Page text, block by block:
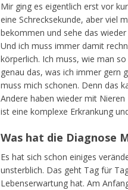
Mir ging es eigentlich erst vor
eine Schrecksekunde, aber viel
bekommen und sehe das
Und ich muss immer damit
körperlich. Ich muss, wie man
genau das, was ich immer gern
muss mich schonen. Denn das
Andere haben wieder mit
ist eine komplexe Erkrankung
Was hat die Diagnose
Es hat sich schon einiges
unsterblich. Das geht Tag für
Lebenserwartung hat. Am